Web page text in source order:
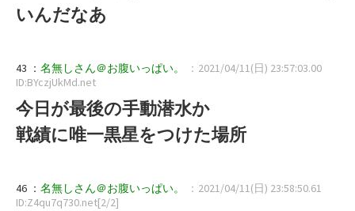
いんだなあ
43 ： 名無しさん＠お腹いっぱい。
：2021/04/11(日) 23:57:03.00
ID:BYczjUkMd.net
今日が最後の手動潜水か
戦績に唯一黒星をつけた場所
46 ： 名無しさん＠お腹いっぱい。
：2021/04/11(日) 23:58:50.61
ID:Z4qu7q730.net[2/2]